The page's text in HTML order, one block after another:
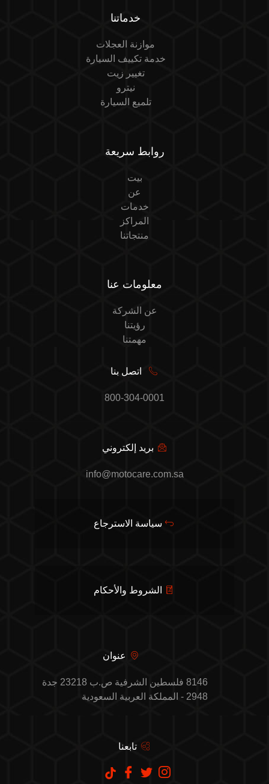
خدماتنا
موازنة العجلات
خدمة تكييف السيارة
تغيير زيت
نيترو
تلميع السيارة
روابط سريعة
بيت
عن
خدمات
المراكز
منتجاتنا
معلومات عنا
عن الشركة
رؤيتنا
مهمتنا
اتصل بنا
800-304-0001
بريد إلكتروني
info@motocare.com.sa
سياسة الاسترجاع
الشروط والأحكام
عنوان
8146 فلسطين الشرفية ص.ب 23218 جدة
2948 - المملكة العربية السعودية
تابعنا